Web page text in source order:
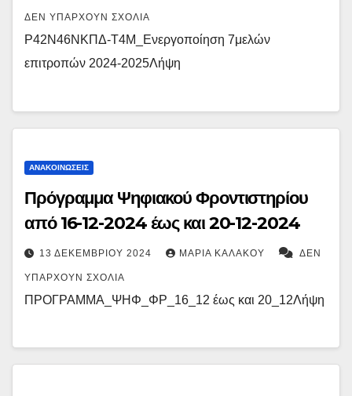
ΔΕΝ ΥΠΆΡΧΟΥΝ ΣΧΌΛΙΑ
Ρ42Ν46ΝΚΠΔ-Τ4Μ_Ενεργοποίηση 7μελών
επιτροπών 2024-2025Λήψη
ΑΝΑΚΟΙΝΏΣΕΙΣ
Πρόγραμμα Ψηφιακού Φροντιστηρίου
από 16-12-2024 έως και 20-12-2024
13 ΔΕΚΕΜΒΡΊΟΥ 2024 ΜΑΡΊΑ ΚΑΛΆΚΟΥ ΔΕΝ
ΥΠΆΡΧΟΥΝ ΣΧΌΛΙΑ
ΠΡΟΓΡΑΜΜΑ_ΨΗΦ_ΦΡ_16_12 έως και 20_12Λήψη